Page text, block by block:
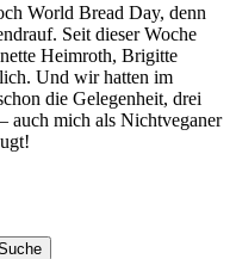
World Bread Day, denn
Seit dieser Woche
Heimroth, Brigitte
Und wir hatten im
die Gelegenheit, drei
auch mich als Nichtveganer